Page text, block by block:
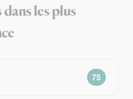
les plus